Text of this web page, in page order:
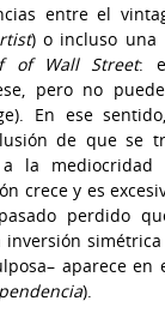
entre el
) o incluso una
of Wall Street:
pero no
En ese
de que se
a la
crece y es
perdido
simétrica
aparece en
).